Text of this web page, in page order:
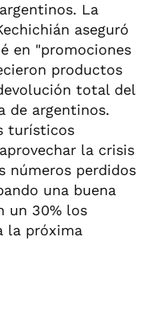
La
aseguró
en "promociones
productos
total del
de argentinos.
turísticos
la crisis
números perdidos
una buena
un 30% los
la próxima